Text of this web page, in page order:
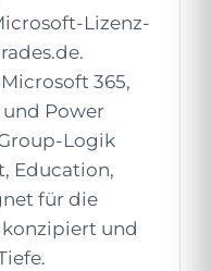
Lizenz-
365,
Power
Logik
Education,
für die
und